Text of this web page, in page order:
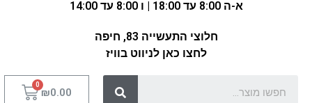
א-ה 8:00 עד 18:00 | ו 8:00 עד 14:00
חלוצי התעשייה 83, חיפה
לחצו כאן לניווט בוויז
₪0.00